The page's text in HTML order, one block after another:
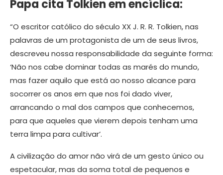
Papa cita Tolkien em encíclica:
“O escritor católico do século XX J. R. R. Tolkien, nas
palavras de um protagonista de um de seus livros,
descreveu nossa responsabilidade da seguinte forma:
‘Não nos cabe dominar todas as marés do mundo,
mas fazer aquilo que está ao nosso alcance para
socorrer os anos em que nos foi dado viver,
arrancando o mal dos campos que conhecemos,
para que aqueles que vierem depois tenham uma
terra limpa para cultivar’.
A civilização do amor não virá de um gesto único ou
espetacular, mas da soma total de pequenos e